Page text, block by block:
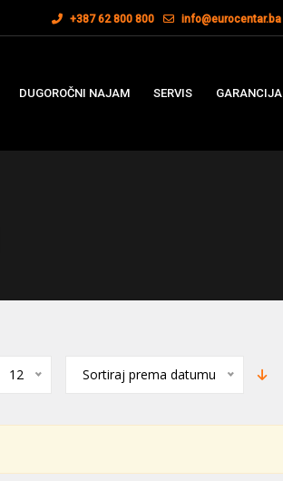
+387 62 800 800 info@eurocentar.ba
DUGOROČNI NAJAM SERVIS GARANCIJA
12 Sortiraj prema datumu